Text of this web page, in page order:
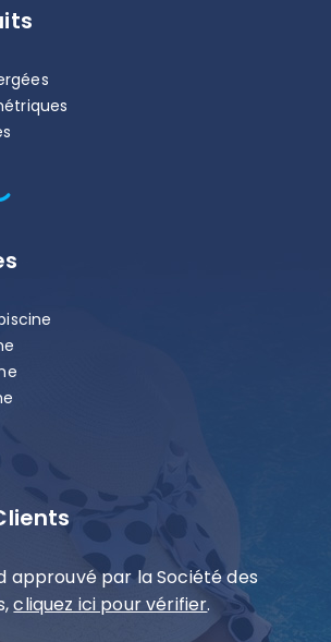
approuvé par la Société des
cliquez ici pour vérifier.